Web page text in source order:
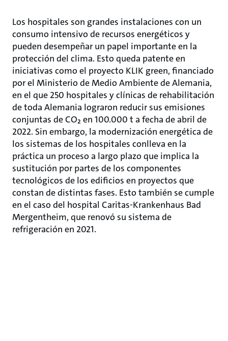
Los hospitales son grandes instalaciones con un
consumo intensivo de recursos energéticos y
pueden desempeñar un papel importante en la
protección del clima. Esto queda patente en
iniciativas como el proyecto KLIK green, financiado
por el Ministerio de Medio Ambiente de Alemania,
en el que 250 hospitales y clínicas de rehabilitación
de toda Alemania lograron reducir sus emisiones
conjuntas de CO₂ en 100.000 t a fecha de abril de
2022. Sin embargo, la modernización energética de
los sistemas de los hospitales conlleva en la
práctica un proceso a largo plazo que implica la
sustitución por partes de los componentes
tecnológicos de los edificios en proyectos que
constan de distintas fases. Esto también se cumple
en el caso del hospital Caritas-Krankenhaus Bad
Mergentheim, que renovó su sistema de
refrigeración en 2021.